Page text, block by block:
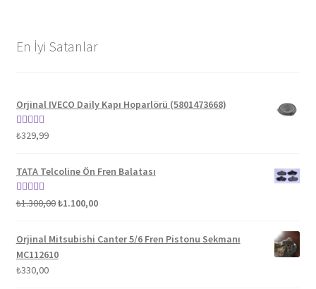
En İyi Satanlar
Orjinal IVECO Daily Kapı Hoparlörü (5801473668)
5 üzerinden
₺329,99
TATA Telcoline Ön Fren Balatası
5 üzerinden
₺1.300,00Orijinal
₺1.300,00.
₺1.100,00Şu
fiyat:
Orjinal Mitsubishi Canter 5/6 Fren Pistonu Sekmanı
MC112610
₺330,00